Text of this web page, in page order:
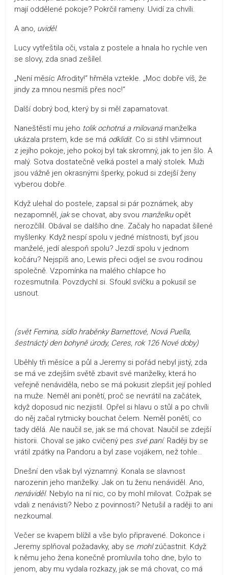
mají oddělené pokoje? Pokrčil rameny. Uvidí za chvíli.
A ano, uviděl.
Lucy vytřeštila oči, vstala z postele a hnala ho rychle ven
se slovy, zda snad zešílel.
„Není měsíc Afrodity!“ hřměla vztekle. „Moc dobře víš, že
jindy za mnou nesmíš přes noc!“
Další dobrý bod, který by si měl zapamatovat.
Naneštěstí mu jeho tolik ochotná a milovanámanželka
ukázala prstem, kde se má odklidit. Co si stihl všimnout
z jejího pokoje, jeho pokoj byl tak skromný, jak to jen šlo. A
malý. Sotva dostatečně velká postel a malý stolek. Muži
jsou vážně jen okrasnými šperky, pokud si zdejší ženy
vyberou dobře.
Když ulehal do postele, zapsal si pár poznámek, aby
nezapomněl, jakse chovat, aby svou manželkuopět
nerozčílil. Obával se dalšího dne. Začaly ho napadat šílené
myšlenky. Když nespí spolu v jedné místnosti, byť jsou
manželé, jedí alespoň spolu? Jezdí spolu v jednom
kočáru? Nejspíš ano, Lewis přeci odjel se svou rodinou
společně. Vzpomínka na malého chlapce ho
rozesmutnila. Povzdychl si. Sfoukl svíčku a pokusil se
usnout.
(svět Femina, sídlo hraběnky Barnettové, Nová Puella,
šestnáctý den bohyně úrody, Ceres, rok 126 Nové doby)
Uběhly tři měsíce a půl a Jeremy si pořád nebyl jistý, zda
se má ve zdejším světě zbavit své manželky, která ho
veřejně nenáviděla, nebo se má pokusit zlepšit její pohled
na muže. Neměl ani ponětí, proč se nevrátil na začátek,
když doposud nic nezjistil. Opřel si hlavu o stůl a po chvíli
do něj začal rytmicky bouchat čelem. Neměl ponětí, co
tady dělá. Ale naučil se, jak se má chovat. Naučil se zdejší
historii. Choval se jako cvičený pes své paní. Raději by se
vrátil zpátky na Pandoru a byl zase vojákem, než tohle…
Dnešní den však byl významný. Konala se slavnost
narozenin jeho manželky. Jak on tu ženu nenáviděl. Ano,
nenáviděl. Nebylo na ní nic, co by mohl milovat. Cožpak se
vdali z nenávisti? Nebo z povinnosti? Netušil a raději to ani
nezkoumal.
Večer se kvapem blížil a vše bylo připravené. Dokonce i
Jeremy splňoval požadavky, aby se mohlzúčastnit. Když
k němu jeho žena konečně promluvila toho dne, bylo to
jenom, aby mu vydala rozkazy, jak se má chovat, co má